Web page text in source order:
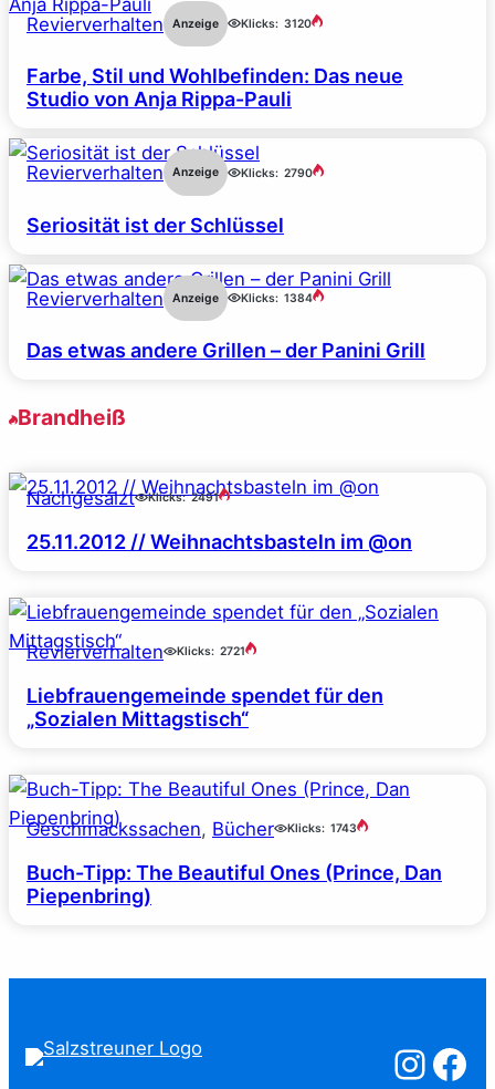
Revierverhalten Anzeige Klicks: 3120
Farbe, Stil und Wohlbefinden: Das neue
Studio von Anja Rippa-Pauli
Revierverhalten Anzeige Klicks: 2790
Seriosität ist der Schlüssel
Revierverhalten Anzeige Klicks: 1384
Das etwas andere Grillen – der Panini Grill
Brandheiß
Nachgesalzt Klicks: 2491
25.11.2012 // Weihnachtsbasteln im @on
Revierverhalten Klicks: 2721
Liebfrauengemeinde spendet für den
„Sozialen Mittagstisch“
Geschmackssachen, Bücher Klicks: 1743
Buch-Tipp: The Beautiful Ones (Prince, Dan
Piepenbring)
Salzstreuner